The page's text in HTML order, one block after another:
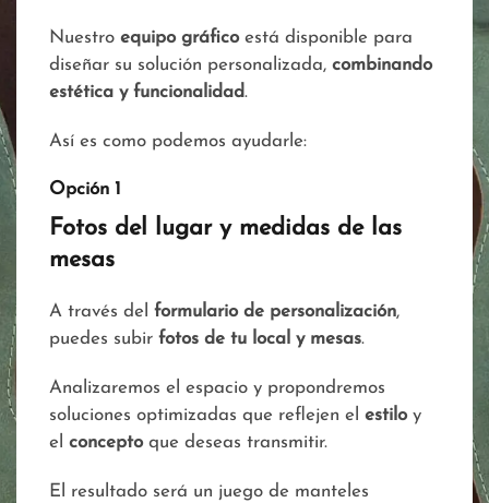
Nuestro equipo gráficoestá disponible para
diseñar su solución personalizada, combinando
estética y funcionalidad.
Así es como podemos ayudarle:
Opción 1
Fotos del lugar y medidas de las
mesas
A través del formulario de personalización,
puedes subir fotos de tu local y mesas.
Analizaremos el espacio y propondremos
soluciones optimizadas que reflejen el estiloy
el conceptoque deseas transmitir.
El resultado será un juego de manteles